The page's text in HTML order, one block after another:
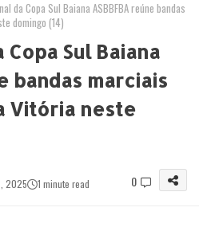
da Copa Sul Baiana ASBBFBA reúne bandas
domingo (14)
Sul Baiana
bandas marciais
Vitória neste
2025
1 minute read 0